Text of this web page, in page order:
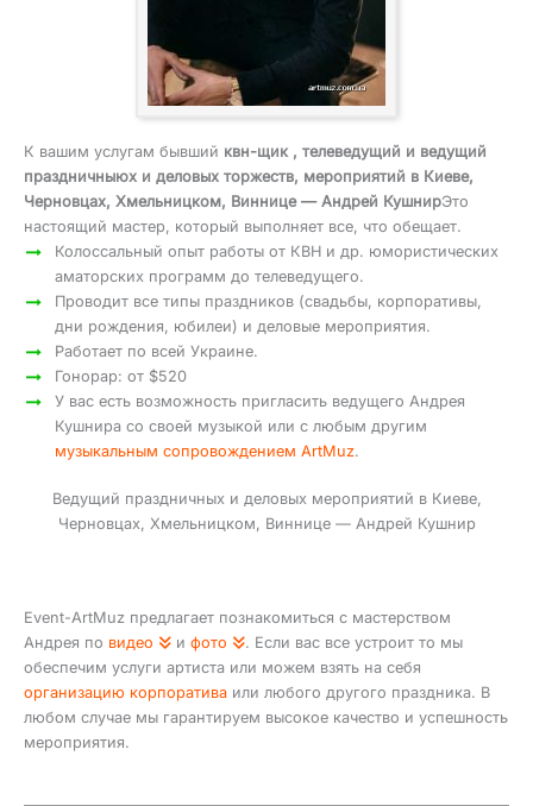
К вашим услугам бывший квн-щик , телеведущий и ведущий
праздничныюх и деловых торжеств, мероприятий в Киеве,
Черновцах, Хмельницком, Виннице — Андрей КушнирЭто
настоящий мастер, который выполняет все, что обещает.
Колоссальный опыт работы от КВН и др. юмористических
аматорских программ до телеведущего.
Проводит все типы праздников (свадьбы, корпоративы,
дни рождения, юбилеи) и деловые мероприятия.
Работает по всей Украине.
Гонорар: от $520
У вас есть возможность пригласить ведущего Андрея
Кушнира со своей музыкой или с любым другим
музыкальным сопровождением ArtMuz.
Ведущий праздничных и деловых мероприятий в Киеве,
Черновцах, Хмельницком, Виннице — Андрей Кушнир
Event-ArtMuz предлагает познакомиться с мастерством
Андрея по видео и фото
. Если вас все устроит то мы
обеспечим услуги артиста или можем взять на себя
организацию корпоратива или любого другого праздника. В
любом случае мы гарантируем высокое качество и успешность
мероприятия.